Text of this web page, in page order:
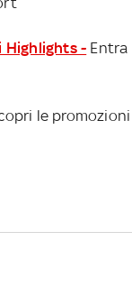
Highlights - Entra
le